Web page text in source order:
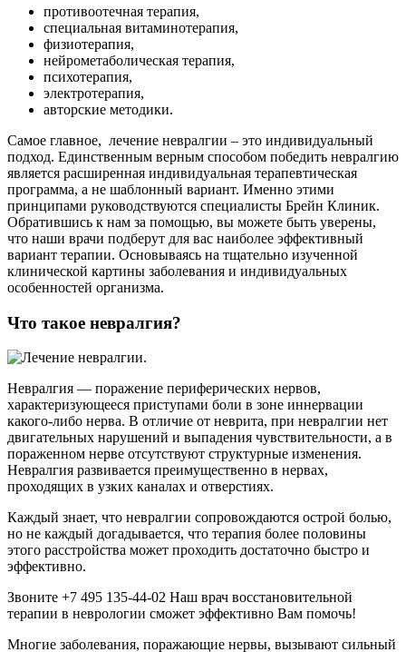
противоотечная терапия,
специальная витаминотерапия,
физиотерапия,
нейрометаболическая терапия,
психотерапия,
электротерапия,
авторские методики.
Самое главное, лечение невралгии – это индивидуальный
подход. Единственным верным способом победить невралгию
является расширенная индивидуальная терапевтическая
программа, а не шаблонный вариант. Именно этими
принципами руководствуются специалисты Брейн Клиник.
Обратившись к нам за помощью, вы можете быть уверены,
что наши врачи подберут для вас наиболее эффективный
вариант терапии. Основываясь на тщательно изученной
клинической картины заболевания и индивидуальных
особенностей организма.
Что такое невралгия?
Невралгия — поражение периферических нервов,
характеризующееся приступами боли в зоне иннервации
какого-либо нерва. В отличие от неврита, при невралгии нет
двигательных нарушений и выпадения чувствительности, а в
пораженном нерве отсутствуют структурные изменения.
Невралгия развивается преимущественно в нервах,
проходящих в узких каналах и отверстиях.
Каждый знает, что невралгии сопровождаются острой болью,
но не каждый догадывается, что терапия более половины
этого расстройства может проходить достаточно быстро и
эффективно.
Звоните +7 495 135-44-02 Наш врач восстановительной
терапии в неврологии сможет эффективно Вам помочь!
Многие заболевания, поражающие нервы, вызывают сильный